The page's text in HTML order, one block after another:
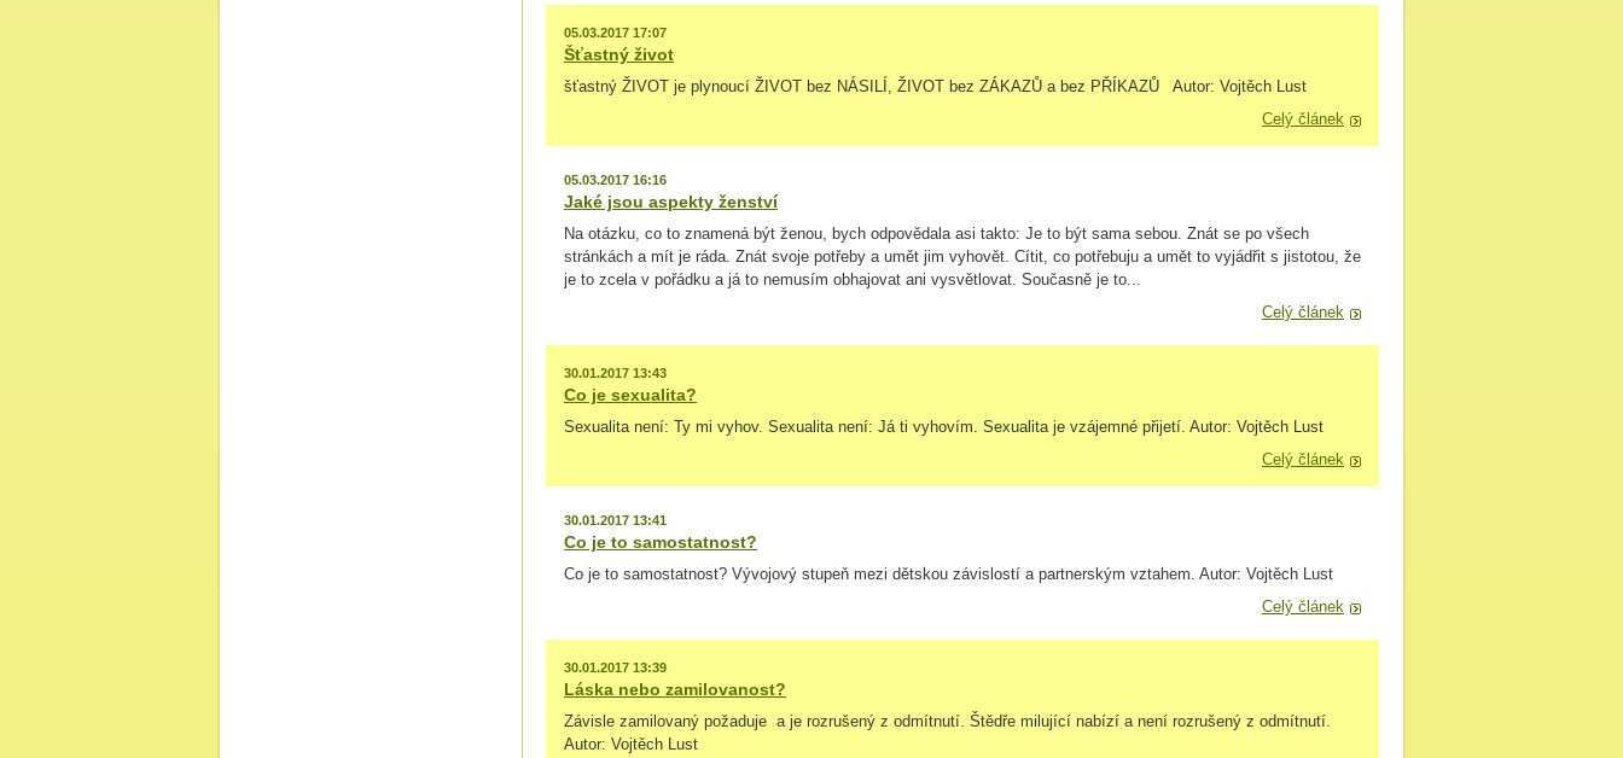
05.03.2017 17:07
Šťastný život
šťastný ŽIVOT je plynoucí ŽIVOT bez NÁSILÍ, ŽIVOT bez ZÁKAZŮ a bez PŘÍKAZŮ Autor: Vojtěch Lust
Celý článek
05.03.2017 16:16
Jaké jsou aspekty ženství
Na otázku, co to znamená být ženou, bych odpovědala asi takto: Je to být sama sebou. Znát se po všech
stránkách a mít je ráda. Znát svoje potřeby a umět jim vyhovět. Cítit, co potřebuju a umět to vyjádřit s jistotou, že
je to zcela v pořádku a já to nemusím obhajovat ani vysvětlovat. Současně je to...
Celý článek
30.01.2017 13:43
Co je sexualita?
Sexualita není: Ty mi vyhov. Sexualita není: Já ti vyhovím. Sexualita je vzájemné přijetí. Autor: Vojtěch Lust
Celý článek
30.01.2017 13:41
Co je to samostatnost?
Co je to samostatnost? Vývojový stupeň mezi dětskou závislostí a partnerským vztahem. Autor: Vojtěch Lust
Celý článek
30.01.2017 13:39
Láska nebo zamilovanost?
Závisle zamilovaný požaduje a je rozrušený z odmítnutí. Štědře milující nabízí a není rozrušený z odmítnutí.
Autor: Vojtěch Lust